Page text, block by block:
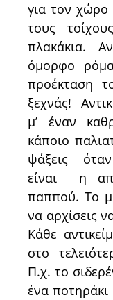
για τον χώρο
τους
πλακάκια.
όμορφο
προέκταση
ξεχνάς!
μ’ έναν
κάποιο
ψάξεις όταν
είναι η
παππού. Το
να αρχίσεις
Κάθε
στο
Π.χ. το
ένα